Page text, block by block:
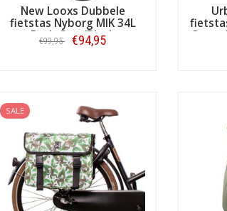
New Looxs Dubbele
fietstas Nyborg MIK 34L
Dark Grey/Black
€99,95 €94,95
Cargo
SALE